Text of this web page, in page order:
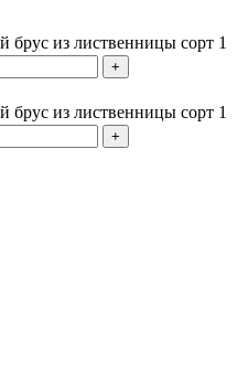
брус из лиственницы сорт 1
брус из лиственницы сорт 1